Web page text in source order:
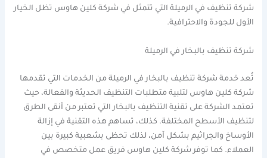
شركة تنظيف في الرميلة التي تتمثل في شركة كلين هاوس تظل الخيار
الأول للجودة والاحترافية.
شركة تنظيف بالبخار في الرميلة
تُعد خدمة شركة تنظيف بالبخار في الرميلة من الخدمات التي تقدمها
شركة كلين هاوس لتلبية متطلبات التنظيف الحديثة والفعالة، حيث
تعتمد الشركة على تقنية التنظيف بالبخار التي تعتبر من أنقى الطرق
لتنظيف الأسطح المختلفة. كذلك، تساهم هذه التقنية في إزالة
الأوساخ والجراثيم بشكل آمن، لذلك تحظى بشعبية كبيرة بين
العملاء. كما توفر شركة كلين هاوس فريق عمل متخصص في